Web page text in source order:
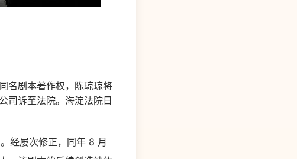
名剧本著作权，陈琼琼将
司诉至法院。海淀法院日
经屡次修正，同年 8 月